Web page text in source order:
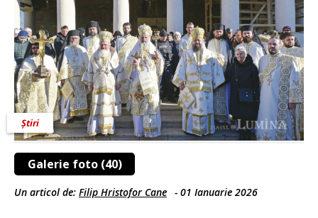
Galerie foto (40)
Știri
Un articol de: Filip Hristofor Cane - 01 Ianuarie 2026